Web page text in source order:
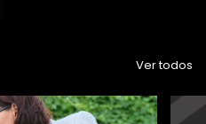
Ver todos